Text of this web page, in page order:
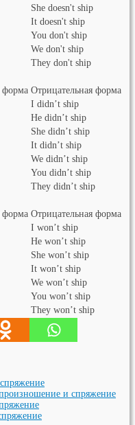
She doesn't ship
It doesn't ship
You don't ship
We don't ship
They don't ship
форма Отрицательная форма
I didn’t ship
He didn’t ship
She didn’t ship
It didn’t ship
We didn’t ship
You didn’t ship
They didn’t ship
форма Отрицательная форма
I won’t ship
He won’t ship
She won’t ship
It won’t ship
We won’t ship
You won’t ship
They won’t ship
и спряжение